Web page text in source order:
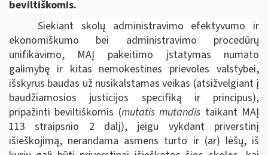
beviltiškomis.
Siekiant skolų administravimo efektyvumo ir
ekonomiškumo bei administravimo procedūrų
unifikavimo, MAĮ pakeitimo įstatymas numato
galimybę ir kitas nemokestines prievoles valstybei,
išskyrus baudas už nusikalstamas veikas (atsižvelgiant į
baudžiamosios justicijos specifiką ir principus),
pripažinti beviltiškomis (mutatis mutandis taikant MAĮ
113 straipsnio 2 dalį), jeigu vykdant priverstinį
išieškojimą, nerandama asmens turto ir (ar) lėšų, iš